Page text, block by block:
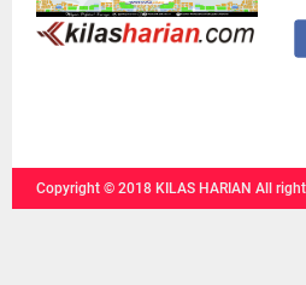
Copyright © 2018 KILAS HARIAN All